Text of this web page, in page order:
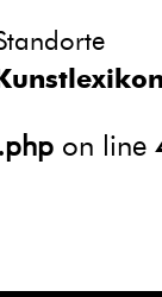
in
on line